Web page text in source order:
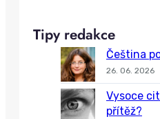
Tipy redakce
Čeština
26. 06. 2026
Vysoce
přítěž?